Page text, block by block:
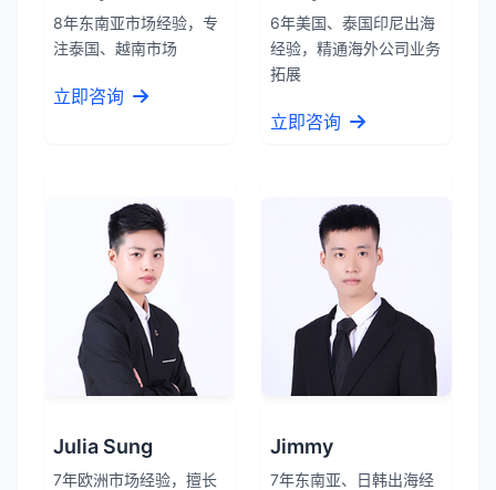
8年东南亚市场经验，专
注泰国、越南市场
立即咨询
6年美国、泰国印尼出海
经验，精通海外公司业务
拓展
立即咨询
Julia Sung
7年欧洲市场经验，擅长
Jimmy
7年东南亚、日韩出海经